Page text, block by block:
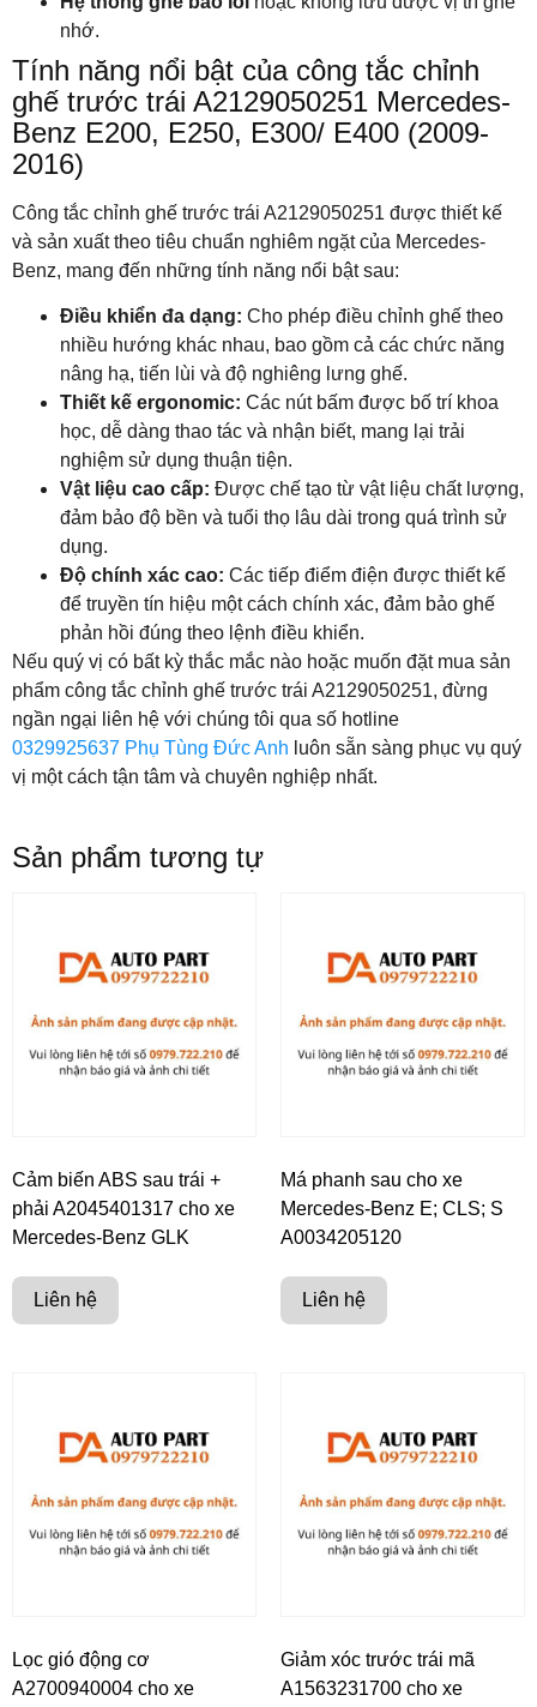
nhớ.
Tính năng nổi bật của công tắc chỉnh
ghế trước trái A2129050251 Mercedes-
Benz E200, E250, E300/ E400 (2009-
2016)
Công tắc chỉnh ghế trước trái A2129050251 được thiết kế
và sản xuất theo tiêu chuẩn nghiêm ngặt của Mercedes-
Benz, mang đến những tính năng nổi bật sau:
Điều khiển đa dạng: Cho phép điều chỉnh ghế theo
nhiều hướng khác nhau, bao gồm cả các chức năng
nâng hạ, tiến lùi và độ nghiêng lưng ghế.
Thiết kế ergonomic: Các nút bấm được bố trí khoa
học, dễ dàng thao tác và nhận biết, mang lại trải
nghiệm sử dụng thuận tiện.
Vật liệu cao cấp: Được chế tạo từ vật liệu chất lượng,
đảm bảo độ bền và tuổi thọ lâu dài trong quá trình sử
dụng.
Độ chính xác cao: Các tiếp điểm điện được thiết kế
để truyền tín hiệu một cách chính xác, đảm bảo ghế
phản hồi đúng theo lệnh điều khiển.
Nếu quý vị có bất kỳ thắc mắc nào hoặc muốn đặt mua sản
phẩm công tắc chỉnh ghế trước trái A2129050251, đừng
ngần ngại liên hệ với chúng tôi qua số hotline
0329925637 Phụ Tùng Đức Anh luôn sẵn sàng phục vụ quý
vị một cách tận tâm và chuyên nghiệp nhất.
Sản phẩm tương tự
Cảm biến ABS sau trái +
phải A2045401317 cho xe
Mercedes-Benz GLK
Liên hệ
Má phanh sau cho xe
Mercedes-Benz E; CLS; S
A0034205120
Liên hệ
Lọc gió động cơ
A2700940004 cho xe
Giảm xóc trước trái mã
A1563231700 cho xe